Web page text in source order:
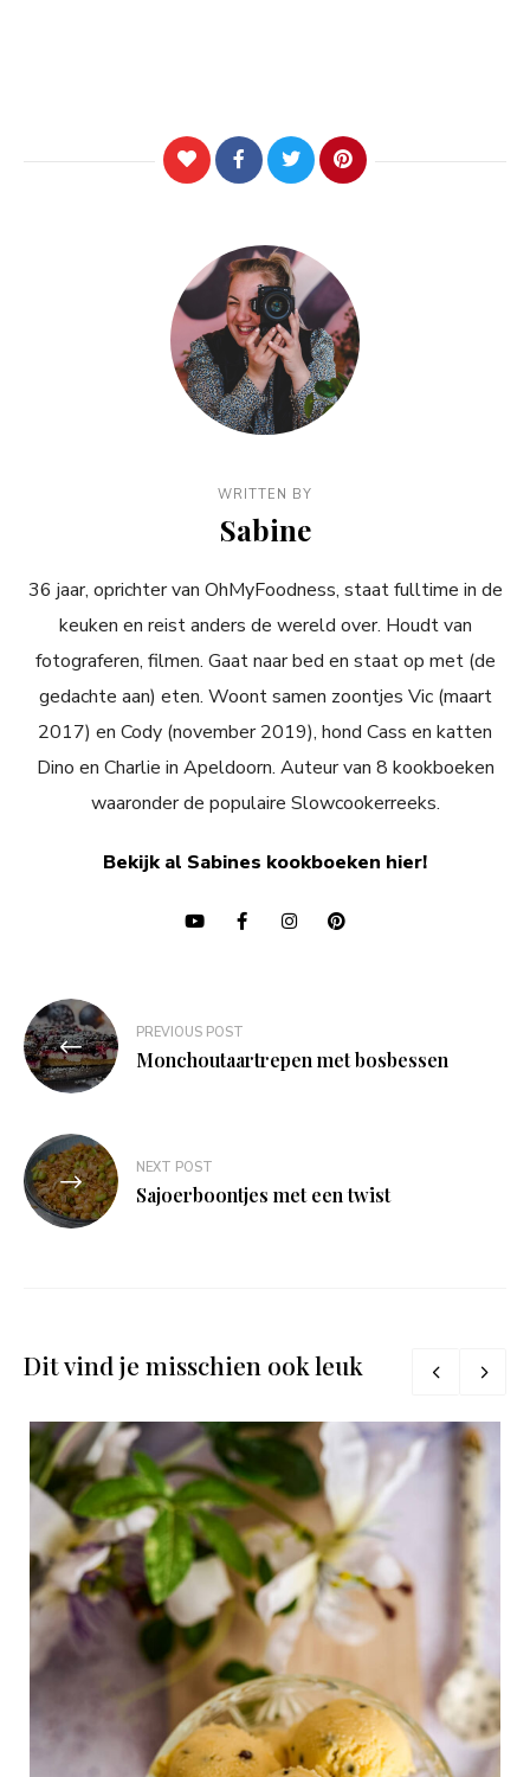
WRITTEN BY
Sabine
36 jaar, oprichter van OhMyFoodness, staat fulltime in de
keuken en reist anders de wereld over. Houdt van
fotograferen, filmen. Gaat naar bed en staat op met (de
gedachte aan) eten. Woont samen zoontjes Vic (maart
2017) en Cody (november 2019), hond Cass en katten
Dino en Charlie in Apeldoorn. Auteur van 8 kookboeken
waaronder de populaire Slowcookerreeks.
Bekijk al Sabines kookboeken hier!
Bericht
navigatie
PREVIOUS POST
Monchoutaartrepen met bosbessen
NEXT POST
Sajoerboontjes met een twist
Dit vind je misschien ook leuk